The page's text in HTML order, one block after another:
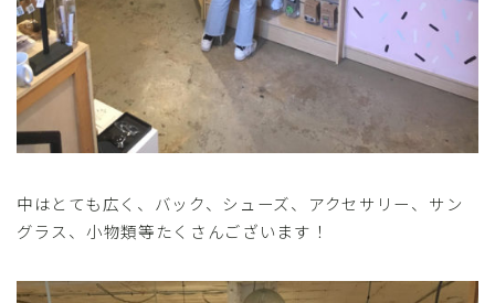
中はとても広く、バック、シューズ、アクセサリー、サン
グラス、小物類等たくさんございます！